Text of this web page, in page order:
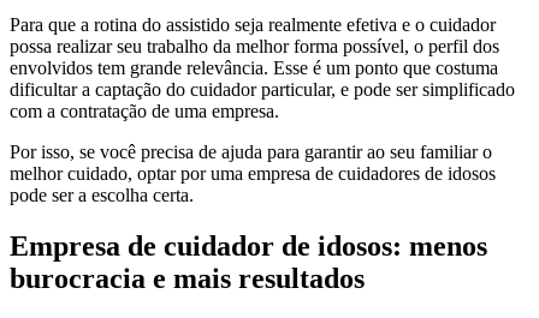
Para que a rotina do assistido seja realmente efetiva e o cuidador
possa realizar seu trabalho da melhor forma possível, o perfil dos
envolvidos tem grande relevância. Esse é um ponto que costuma
dificultar a captação do cuidador particular, e pode ser simplificado
com a contratação de uma empresa.
Por isso, se você precisa de ajuda para garantir ao seu familiar o
melhor cuidado, optar por uma empresa de cuidadores de idosos
pode ser a escolha certa.
Empresa de cuidador de idosos: menos
burocracia e mais resultados